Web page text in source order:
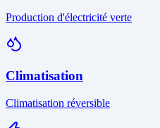
Production d'électricité verte
Climatisation
Climatisation réversible